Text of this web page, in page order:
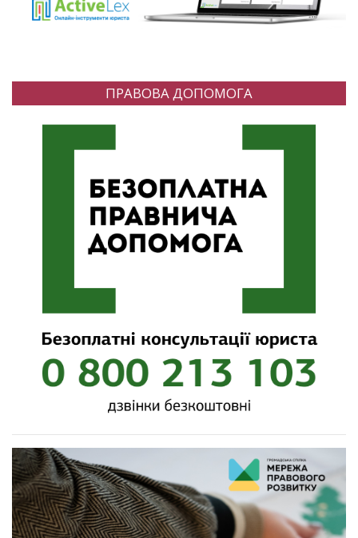
ПРАВОВА ДОПОМОГА